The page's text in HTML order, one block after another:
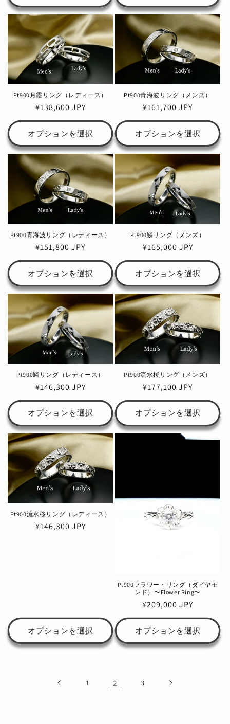
格 格
Pt900月霞リング（レディース）
通
常
価
格
¥138,600 JPY
オプションを選択
Pt900青海波リング（メンズ）
通
常
価
格
¥161,700 JPY
オプションを選択
Pt900青海波リング（レディース）
通
常
価
格
¥151,800 JPY
オプションを選択
Pt900鱗リング（メンズ）
通
常
価
格
¥165,000 JPY
オプションを選択
Pt900鱗リング（レディース）
通
常
価
格
¥146,300 JPY
オプションを選択
Pt900流水桜リング（メンズ）
通
常
価
格
¥177,100 JPY
オプションを選択
Pt900流水桜リング（レディース）
通
¥146,300 JPY
オプションを選択
Pt900フラワー・リング（ダイヤモ
ンド）〜Flower Ring〜
通
常
価
格
¥209,000 JPY
オプションを選択
1 2 3